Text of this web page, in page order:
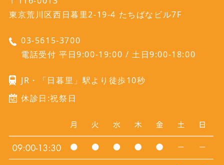
東京荒川区西日暮里2-19-4 たちばなビル7F
03-5615-3700
電話受付 平日9:00-19:00 / 土日9:00-18:00
JR・「日暮里」駅より徒歩10秒
休診日:祝祭日